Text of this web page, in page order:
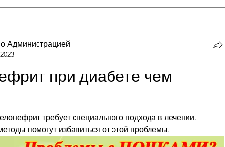
Администрацией
при диабете чем
требует специального подхода в лечении.
помогут избавиться от этой проблемы.